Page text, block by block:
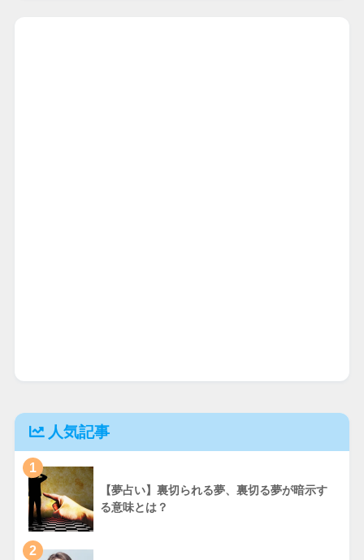
人気記事
1
【夢占い】裏切られる夢、裏切る夢が暗示す
る意味とは？
2